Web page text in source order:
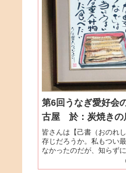
第6回うなぎ愛好会
古屋 於：炭焼きの
皆さんは【己書（おのれ
存じだろうか。私もつい
なかったのだが、知らずに
たのである。己書とは◆
自分だけの書。オンリー